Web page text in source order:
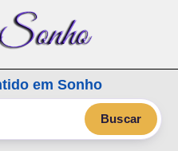
em Sonho
Buscar